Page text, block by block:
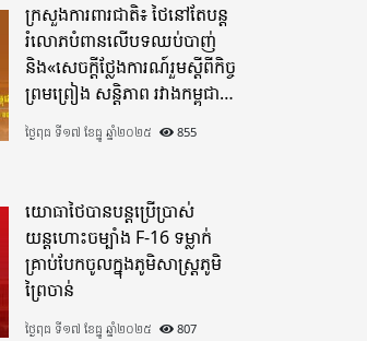
ក្រសួងការពារជាតិ៖ ថៃនៅតែបន្ត
រំលោភបំពានលើបទឈប់បាញ់
និង«សេចក្តីថ្លែងការណ៍រួមស្តីពីកិច្ច
ព្រមព្រៀង សន្តិភាព រវាងកម្ពុជា
និងថៃ»
ថ្ងៃពុធ ទី១៧ ខែធ្នូ ឆ្នាំ២០២៥ 855
យោធាថៃបានបន្តប្រើប្រាស់
យន្តហោះចម្បាំង F-16 ទម្លាក់
គ្រាប់បែកចូលក្នុងភូមិសាស្ត្រភូមិ
ព្រៃចាន់
ថ្ងៃពុធ ទី១៧ ខែធ្នូ ឆ្នាំ២០២៥ 807